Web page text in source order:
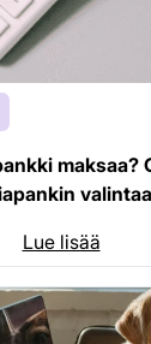
maksaa?
Lue lisää